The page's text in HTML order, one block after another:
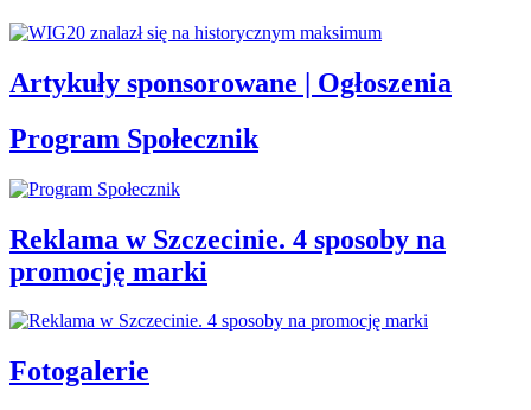
Artykuły sponsorowane | Ogłoszenia
Program Społecznik
Reklama w Szczecinie. 4 sposoby na
promocję marki
Fotogalerie